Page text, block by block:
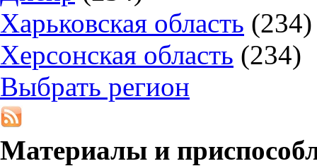
Харьковская область (234)
Херсонская область (234)
Выбрать регион
Материалы и